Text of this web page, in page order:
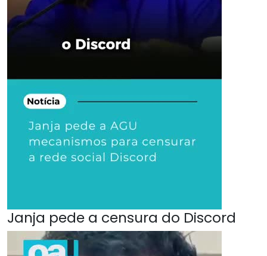
Janja pede a censura do Discord